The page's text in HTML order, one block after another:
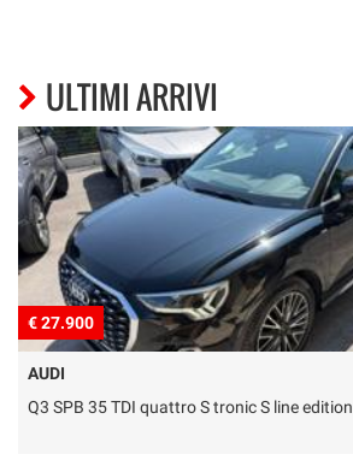
ULTIMI ARRIVI
€ 27.900
AUDI
Q3 SPB 35 TDI quattro S tronic S line edition